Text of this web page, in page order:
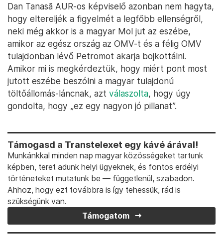
Dan Tanasă AUR-os képviselő azonban nem hagyta,
hogy eltereljék a figyelmét a legfőbb ellenségről,
neki még akkor is a magyar Mol jut az eszébe,
amikor az egész ország az OMV-t és a félig OMV
tulajdonban lévő Petromot akarja bojkottálni.
Amikor mi is megkérdeztük, hogy miért pont most
jutott eszébe beszólni a magyar tulajdonú
töltőállomás-láncnak, azt válaszolta, hogy úgy
gondolta, hogy „ez egy nagyon jó pillanat”.
Támogasd a Transtelexet egy kávé árával!
Munkánkkal minden nap magyar közösségeket tartunk
képben, teret adunk helyi ügyeknek, és fontos erdélyi
történeteket mutatunk be — függetlenül, szabadon.
Ahhoz, hogy ezt továbbra is így tehessük, rád is
szükségünk van.
Támogatom